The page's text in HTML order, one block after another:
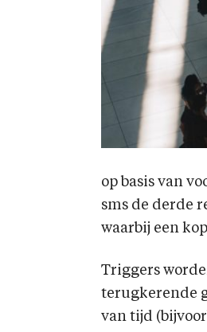
op basis van
sms de derde
waarbij een
Triggers
terugkerende
van tijd